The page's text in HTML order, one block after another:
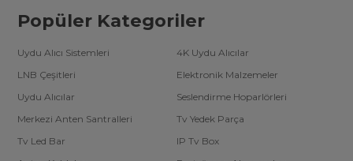
Popüler Kategoriler
Uydu Alıcı Sistemleri
4K Uydu Alıcılar
LNB Çeşitleri
Elektronik Malzemeler
Uydu Alıcılar
Seslendirme Hoparlörleri
Merkezi Anten Santralleri
Tv Yedek Parça
Tv Led Bar
IP Tv Box